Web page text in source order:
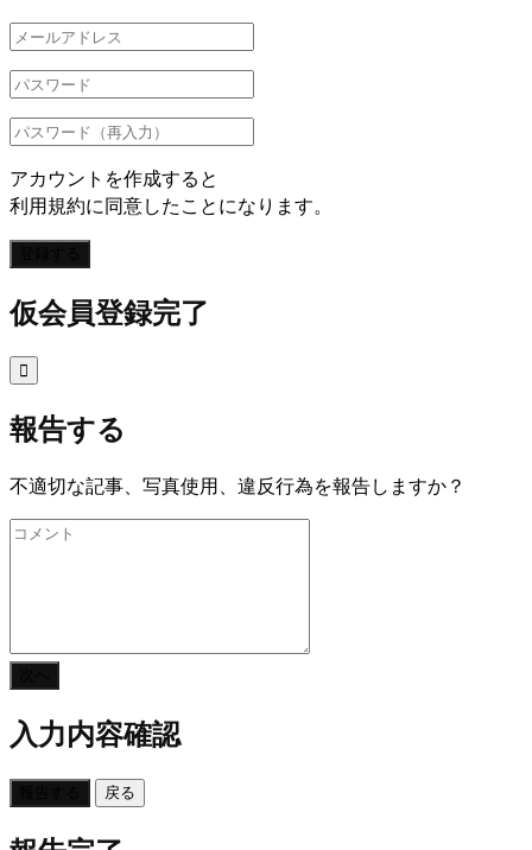
アカウントを作成すると
利用規約に同意したことになります。
仮会員登録完了

報告する
不適切な記事、写真使用、違反行為を報告しますか？
入力内容確認
戻る